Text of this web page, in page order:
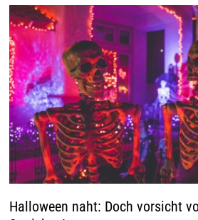
Halloween naht: Doch vorsicht